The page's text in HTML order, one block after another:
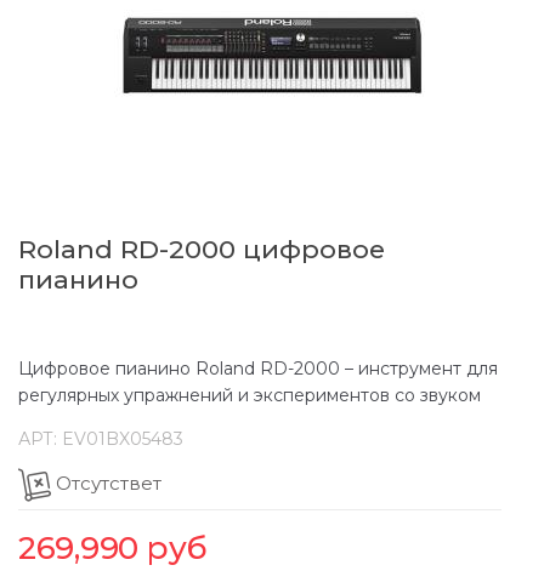
Roland RD-2000 цифровое
пианино
Цифровое пианино Roland RD-2000 – инструмент для
регулярных упражнений и экспериментов со звуком
АРТ: EV01BX05483
Отсутствет
269,990 руб